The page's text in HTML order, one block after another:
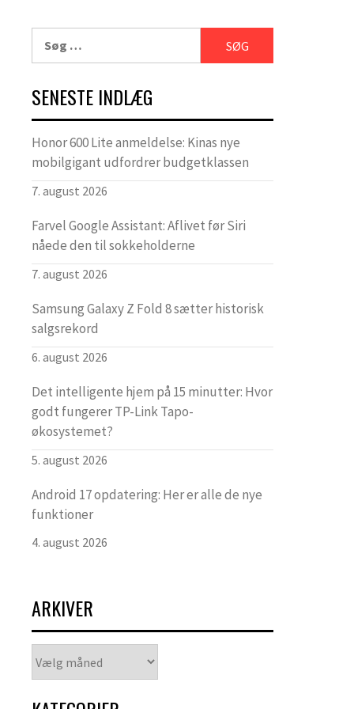
efter:
SENESTE INDLÆG
Honor 600 Lite anmeldelse: Kinas nye
mobilgigant udfordrer budgetklassen
7. august 2026
Farvel Google Assistant: Aflivet før Siri
nåede den til sokkeholderne
7. august 2026
Samsung Galaxy Z Fold 8 sætter historisk
salgsrekord
6. august 2026
Det intelligente hjem på 15 minutter: Hvor
godt fungerer TP-Link Tapo-
økosystemet?
5. august 2026
Android 17 opdatering: Her er alle de nye
funktioner
4. august 2026
ARKIVER